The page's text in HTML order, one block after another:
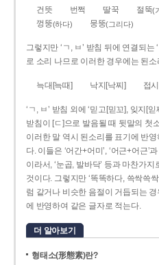
건뜻 번쩍 딸꾹 절뚝(
껑뚱(하다) 뭉뚱(그리다)
그렇지만 ‘ㄱ, ㅂ’ 받침 뒤에 연결되는
로 소리 나므로 이러한 경우에는 된
늑대[늑때] 낙지[낙찌] 접
‘ㄱ, ㅂ’ 받침 외에 ‘믿고[믿꼬], 잊지[
받침이 [ㄷ]으로 발음될 때 뒷말의 첫
이러한 말 역시 된소리를 표기에 반
다. 이들은 ‘어간+어미’, ‘어근+어근
이라서, ‘눈곱, 발바닥’ 등과 마찬가
것이다. 그렇지만 ‘똑똑하다, 쓱싹쓱
럼 같거나 비슷한 음절이 거듭되는
에 반영하여 같은 글자로 적는다.
더 알아보기
형태소(形態素)란?